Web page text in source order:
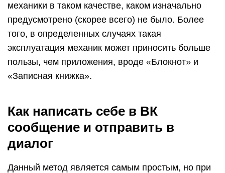
механики в таком качестве, каком изначально
предусмотрено (скорее всего) не было. Более
того, в определенных случаях такая
эксплуатация механик может приносить больше
пользы, чем приложения, вроде «Блокнот» и
«Записная книжка».
Как написать себе в ВК
сообщение и отправить в
диалог
Данный метод является самым простым, но при